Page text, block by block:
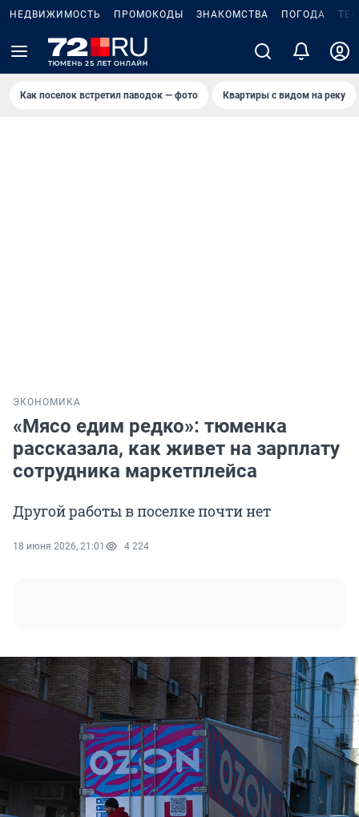
НЕДВИЖИМОСТЬ ПРОМОКОДЫ ЗНАКОМСТВА ПОГОДА
Как поселок встретил паводок — фото Квартиры с видом на реку
ЭКОНОМИКА
«Мясо едим редко»: тюменка
рассказала, как живет на зарплату
сотрудника маркетплейса
Другой работы в поселке почти нет
18 июня 2026, 21:01 4 224